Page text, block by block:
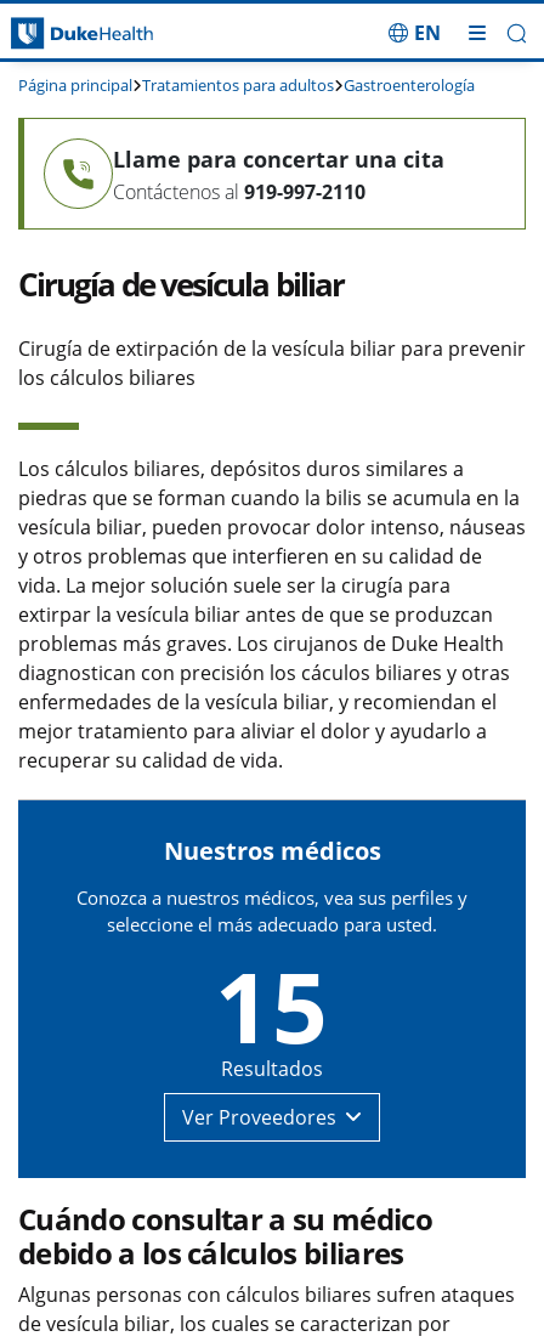
Saltar navegación
EN
Página principal Tratamientos para adultos Gastroenterología
Llame para concertar una cita
Contáctenos al 919-997-2110
Cirugía de vesícula biliar
Cirugía de extirpación de la vesícula biliar para prevenir
los cálculos biliares
Los cálculos biliares, depósitos duros similares a
piedras que se forman cuando la bilis se acumula en la
vesícula biliar, pueden provocar dolor intenso, náuseas
y otros problemas que interfieren en su calidad de
vida. La mejor solución suele ser la cirugía para
extirpar la vesícula biliar antes de que se produzcan
problemas más graves. Los cirujanos de Duke Health
diagnostican con precisión los cáculos biliares y otras
enfermedades de la vesícula biliar, y recomiendan el
mejor tratamiento para aliviar el dolor y ayudarlo a
recuperar su calidad de vida.
15
Resultados
Ver Proveedores
Nuestros médicos
Conozca a nuestros médicos, vea sus perfiles y
seleccione el más adecuado para usted.
Cuándo consultar a su médico
debido a los cálculos biliares
Algunas personas con cálculos biliares sufren ataques
de vesícula biliar, los cuales se caracterizan por